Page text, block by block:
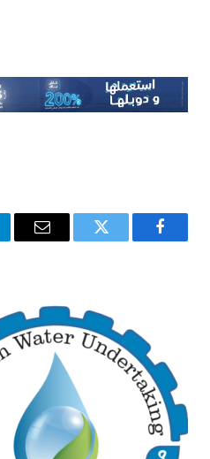
فيسبوك تويتر
البريد